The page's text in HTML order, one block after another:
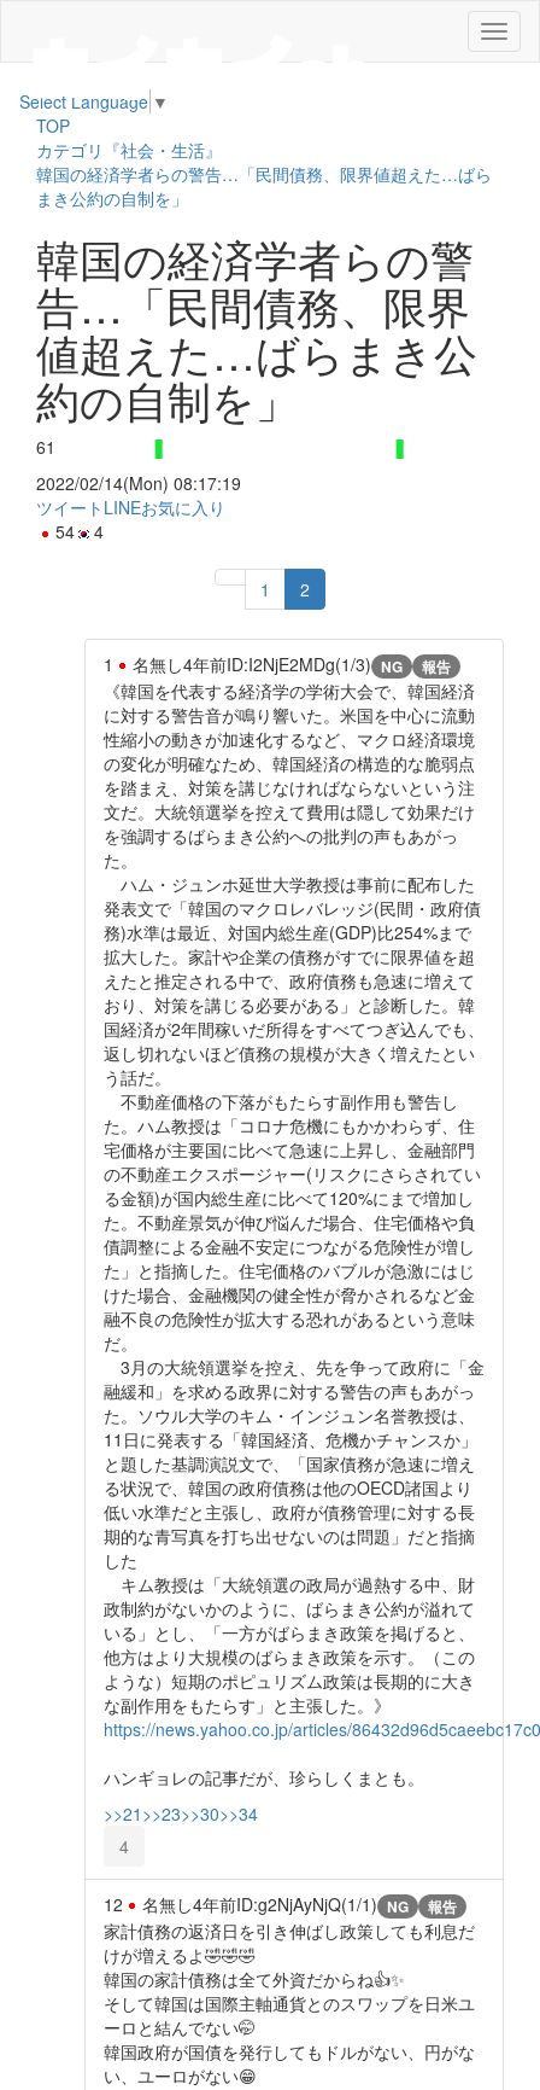
メ
ニ
Select Language ▼
TOP
カテゴリ『社会・生活』
韓国の経済学者らの警告…「民間債務、限界値超えた…ばら
まき公約の自制を」
韓国の経済学者らの警
告…「民間債務、限界
値超えた…ばらまき公
約の自制を」
61
2022/02/14(Mon) 08:17:19
ツイート LINEお気に入り
54
4
1 2
1 名無し4年前ID:I2NjE2MDg(1/3) NG 報告
《韓国を代表する経済学の学術大会で、韓国経済
に対する警告音が鳴り響いた。米国を中心に流動
性縮小の動きが加速化するなど、マクロ経済環境
の変化が明確なため、韓国経済の構造的な脆弱点
を踏まえ、対策を講じなければならないという注
文だ。大統領選挙を控えて費用は隠して効果だけ
を強調するばらまき公約への批判の声もあがっ
た。
ハム・ジュンホ延世大学教授は事前に配布した
発表文で「韓国のマクロレバレッジ(民間・政府債
務)水準は最近、対国内総生産(GDP)比254%まで
拡大した。家計や企業の債務がすでに限界値を超
えたと推定される中で、政府債務も急速に増えて
おり、対策を講じる必要がある」と診断した。韓
国経済が2年間稼いだ所得をすべてつぎ込んでも、
返し切れないほど債務の規模が大きく増えたとい
う話だ。
不動産価格の下落がもたらす副作用も警告し
た。ハム教授は「コロナ危機にもかかわらず、住
宅価格が主要国に比べて急速に上昇し、金融部門
の不動産エクスポージャー(リスクにさらされてい
る金額)が国内総生産に比べて120%にまで増加し
た。不動産景気が伸び悩んだ場合、住宅価格や負
債調整による金融不安定につながる危険性が増し
た」と指摘した。住宅価格のバブルが急激にはじ
けた場合、金融機関の健全性が脅かされるなど金
融不良の危険性が拡大する恐れがあるという意味
だ。
3月の大統領選挙を控え、先を争って政府に「金
融緩和」を求める政界に対する警告の声もあがっ
た。ソウル大学のキム・インジュン名誉教授は、
11日に発表する「韓国経済、危機かチャンスか」
と題した基調演説文で、「国家債務が急速に増え
る状況で、韓国の政府債務は他のOECD諸国より
低い水準だと主張し、政府が債務管理に対する長
期的な青写真を打ち出せないのは問題」だと指摘
した
キム教授は「大統領選の政局が過熱する中、財
政制約がないかのように、ばらまき公約が溢れて
いる」とし、「一方がばらまき政策を掲げると、
他方はより大規模のばらまき政策を示す。（この
ような）短期のポピュリズム政策は長期的に大き
な副作用をもたらす」と主張した。》
https://news.yahoo.co.jp/articles/
ハンギョレの記事だが、珍らしくまとも。
>>21 >>23>>30>>34
4
12 名無し4年前ID:g2NjAyNjQ(1/1) NG 報告
家計債務の返済日を引き伸ばし政策しても利息だ
けが増えるよ🤣🤣🤣
韓国の家計債務は全て外資だからね👍✨
そして韓国は国際主軸通貨とのスワップを日米ユ
ーロと結んでない🤭
韓国政府が国債を発行してもドルがない、円がな
い、ユーロがない😁